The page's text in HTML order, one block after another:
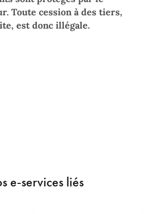
Toute cession à des tiers,
est donc illégale.
e-services liés